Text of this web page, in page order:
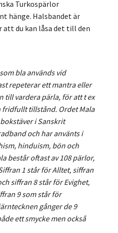
Turkospärlor
hänge. Halsbandet är
du kan låsa det till den
bla används vid
repeterar ett mantra eller
till vardera pärla, för att t ex
fridfullt tillstånd. Ordet Mala
i Sanskrit
och har använts i
hinduism, bön och
består oftast av 108 pärlor,
1 står för Alltet, siffran
siffran 8 står för Evighet,
9 som står för
gånger de 9
ett smycke men också